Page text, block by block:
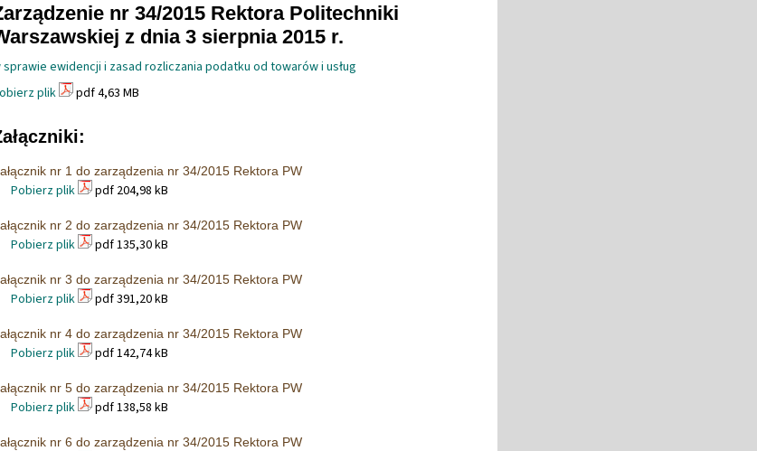
nr 34/2015 Rektora Politechniki
z dnia 3 sierpnia 2015 r.
sprawie ewidencji i zasad rozliczania podatku od towarów i usług
plik
pdf 4,63 MB
nr 1 do zarządzenia nr 34/2015 Rektora PW
Pobierz plik pdf 204,98 kB
nr 2 do zarządzenia nr 34/2015 Rektora PW
Pobierz plik pdf 135,30 kB
nr 3 do zarządzenia nr 34/2015 Rektora PW
Pobierz plik pdf 391,20 kB
nr 4 do zarządzenia nr 34/2015 Rektora PW
Pobierz plik pdf 142,74 kB
nr 5 do zarządzenia nr 34/2015 Rektora PW
Pobierz plik pdf 138,58 kB
nr 6 do zarządzenia nr 34/2015 Rektora PW